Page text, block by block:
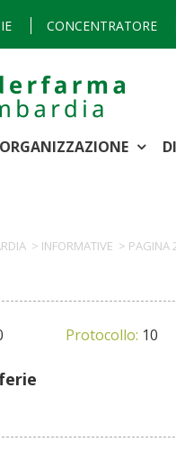
CONCENTRATORE
ORGANIZZAZIONE
> INFORMATIVE > PAGINA
Protocollo: 10